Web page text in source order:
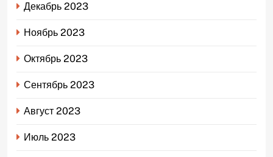
Декабрь 2023
Ноябрь 2023
Октябрь 2023
Сентябрь 2023
Август 2023
Июль 2023